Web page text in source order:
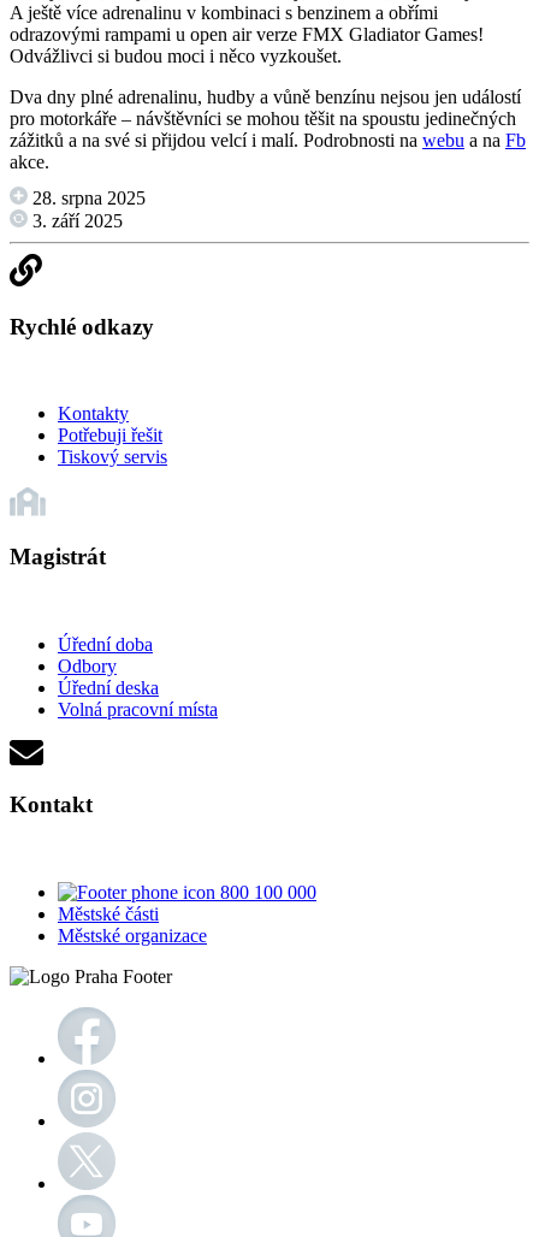
A ještě více adrenalinu v kombinaci s benzinem a obřími
odrazovými rampami u open air verze FMX Gladiator Games!
Odvážlivci si budou moci i něco vyzkoušet.
Dva dny plné adrenalinu, hudby a vůně benzínu nejsou jen událostí
pro motorkáře – návštěvníci se mohou těšit na spoustu jedinečných
zážitků a na své si přijdou velcí i malí. Podrobnosti na webu a na Fb
akce.
28. srpna 2025
3. září 2025
Rychlé odkazy
Kontakty
Potřebuji řešit
Tiskový servis
Magistrát
Úřední doba
Odbory
Úřední deska
Volná pracovní místa
Kontakt
800 100 000
Městské části
Městské organizace